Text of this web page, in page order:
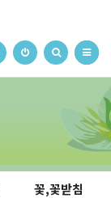
꽃,꽃받침